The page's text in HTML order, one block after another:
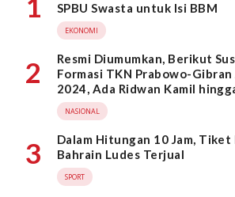
SPBU Swasta untuk Isi BBM
EKONOMI
2
Resmi Diumumkan, Berikut
Formasi TKN Prabowo-
2024, Ada Ridwan Kamil
Wahid
NASIONAL
3
Dalam Hitungan 10 Jam, Tiket
Bahrain Ludes Terjual
SPORT